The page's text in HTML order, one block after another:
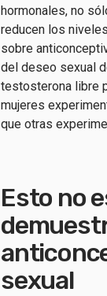
hormonales, no
reducen los
sobre
del deseo sexual
testosterona libre
mujeres
que otras
Esto no
sexual